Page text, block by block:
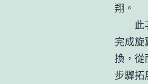
翔。
此
完成
換，從
步驟拓